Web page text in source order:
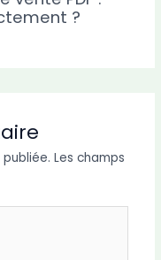
?
Les champs